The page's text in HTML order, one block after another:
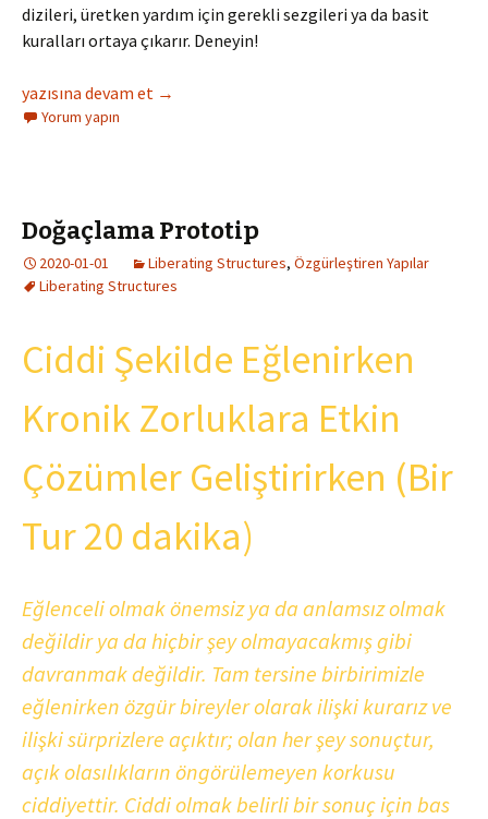
dizileri, üretken yardım için gerekli sezgileri ya da basit
kuralları ortaya çıkarır. Deneyin!
Sezgisel Yardım
yazısına devam et →
Yorum yapın
Doğaçlama Prototip
2020-01-01 Liberating Structures, Özgürleştiren Yapılar
Liberating Structures
Ciddi Şekilde Eğlenirken
Kronik Zorluklara Etkin
Çözümler Geliştirirken (Bir
Tur 20 dakika)
Eğlenceli olmak önemsiz ya da anlamsız olmak
değildir ya da hiçbir şey olmayacakmış gibi
davranmak değildir. Tam tersine birbirimizle
eğlenirken özgür bireyler olarak ilişki kurarız ve
ilişki sürprizlere açıktır; olan her şey sonuçtur,
açık olasılıkların öngörülemeyen korkusu
ciddiyettir. Ciddi olmak belirli bir sonuç için bas